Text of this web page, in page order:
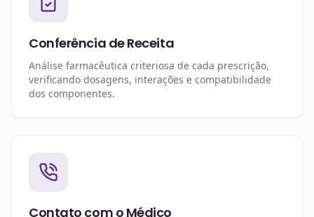
Conferência de Receita
Análise farmacêutica criteriosa de cada prescrição,
verificando dosagens, interações e compatibilidade
dos componentes.
Contato com o Médico